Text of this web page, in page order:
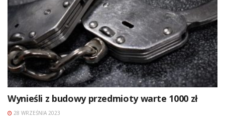
Wynieśli z budowy przedmioty warte 1000 zł
28 WRZEŚNIA 2023